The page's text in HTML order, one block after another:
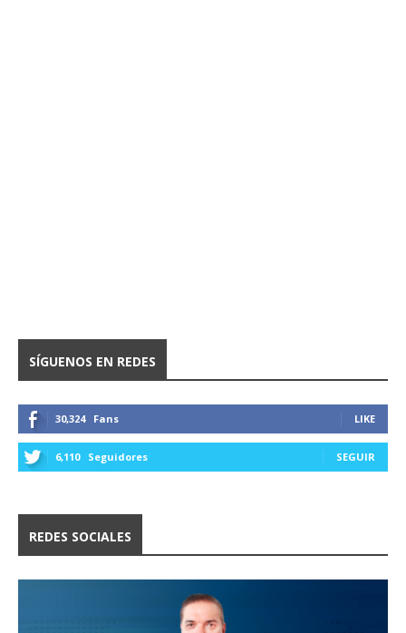
SÍGUENOS EN REDES
30,324 Fans LIKE
6,110 Seguidores SEGUIR
REDES SOCIALES